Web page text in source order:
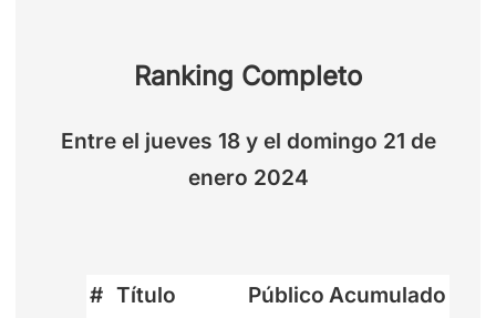
Ranking Completo
Entre el jueves 18 y el domingo 21 de
enero 2024
# Título Público Acumulado